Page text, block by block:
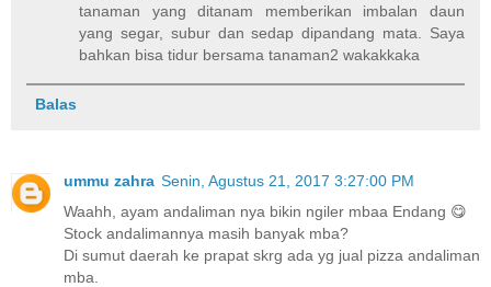
tanaman yang ditanam memberikan imbalan daun
yang segar, subur dan sedap dipandang mata. Saya
bahkan bisa tidur bersama tanaman2 wakakkaka
Balas
ummu zahra Senin, Agustus 21, 2017 3:27:00 PM
Waahh, ayam andaliman nya bikin ngiler mbaa Endang 😋
Stock andalimannya masih banyak mba?
Di sumut daerah ke prapat skrg ada yg jual pizza andaliman
mba.